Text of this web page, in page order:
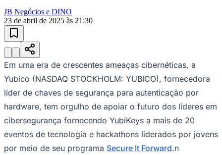
Em uma era de crescentes ameaças cibernéticas, a
Yubico (NASDAQ STOCKHOLM: YUBICO), fornecedora
líder de chaves de segurança para autenticação por
hardware, tem orgulho de apoiar o futuro dos líderes em
cibersegurança fornecendo YubiKeys a mais de 20
eventos de tecnologia e hackathons liderados por jovens
por meio de seu programa Secure It Forward .n
Investir em organizações lideradas por jovens que